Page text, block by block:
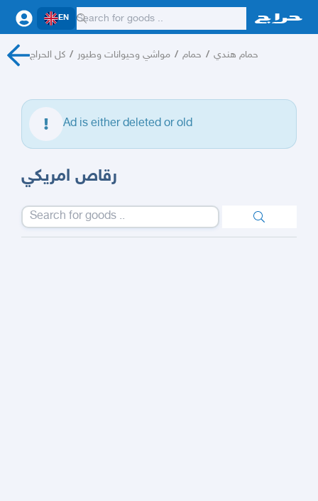
EN
كل الحراج / مواشي وحيوانات وطيور / حمام / حمام هندي
Ad is either deleted or old
رقاص امريكي